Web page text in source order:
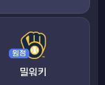
원정
밀워키